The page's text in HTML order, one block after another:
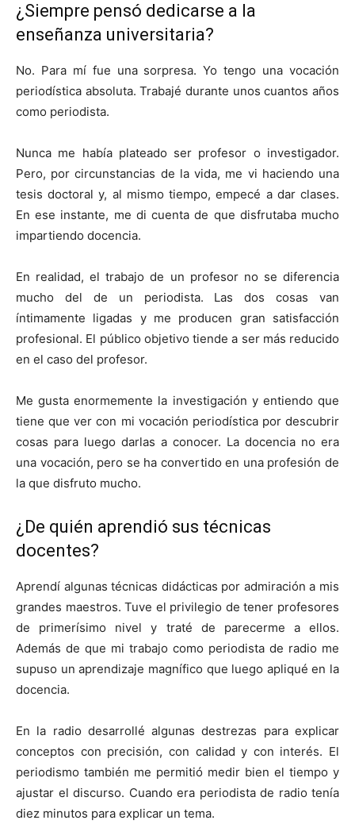
¿Siempre pensó dedicarse a la
enseñanza universitaria?
No. Para mí fue una sorpresa. Yo tengo una vocación
periodística absoluta. Trabajé durante unos cuantos años
como periodista.
Nunca me había plateado ser profesor o investigador.
Pero, por circunstancias de la vida, me vi haciendo una
tesis doctoral y, al mismo tiempo, empecé a dar clases.
En ese instante, me di cuenta de que disfrutaba mucho
impartiendo docencia.
En realidad, el trabajo de un profesor no se diferencia
mucho del de un periodista. Las dos cosas van
íntimamente ligadas y me producen gran satisfacción
profesional. El público objetivo tiende a ser más reducido
en el caso del profesor.
Me gusta enormemente la investigación y entiendo que
tiene que ver con mi vocación periodística por descubrir
cosas para luego darlas a conocer. La docencia no era
una vocación, pero se ha convertido en una profesión de
la que disfruto mucho.
¿De quién aprendió sus técnicas
docentes?
Aprendí algunas técnicas didácticas por admiración a mis
grandes maestros. Tuve el privilegio de tener profesores
de primerísimo nivel y traté de parecerme a ellos.
Además de que mi trabajo como periodista de radio me
supuso un aprendizaje magnífico que luego apliqué en la
docencia.
En la radio desarrollé algunas destrezas para explicar
conceptos con precisión, con calidad y con interés. El
periodismo también me permitió medir bien el tiempo y
ajustar el discurso. Cuando era periodista de radio tenía
diez minutos para explicar un tema.